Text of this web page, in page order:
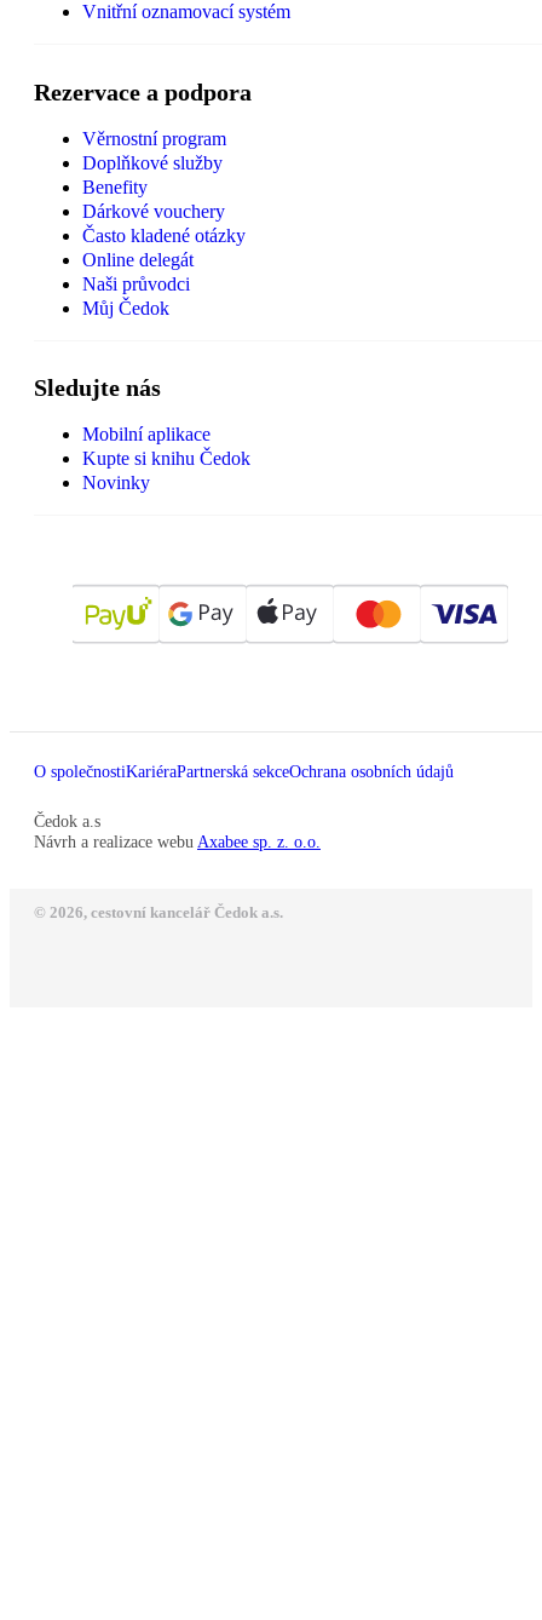
Vnitřní oznamovací systém
Rezervace a podpora
Věrnostní program
Doplňkové služby
Benefity
Dárkové vouchery
Často kladené otázky
Online delegát
Naši průvodci
Můj Čedok
Sledujte nás
Mobilní aplikace
Kupte si knihu Čedok
Novinky
O společnostiKariéraPartnerská sekceOchrana osobních údajů
Čedok a.s
Návrh a realizace webu Axabee sp. z. o.o.
© 2026, cestovní kancelář Čedok a.s.